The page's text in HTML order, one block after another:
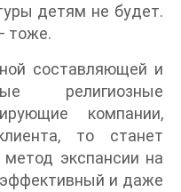
детям не будет.
тоже.
составляющей и
религиозные
компании,
то станет
экспансии на
и даже